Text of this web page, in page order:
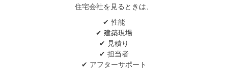
住宅会社を見るときは、
✔ 性能
✔ 建築現場
✔ 見積り
✔ 担当者
✔ アフターサポート